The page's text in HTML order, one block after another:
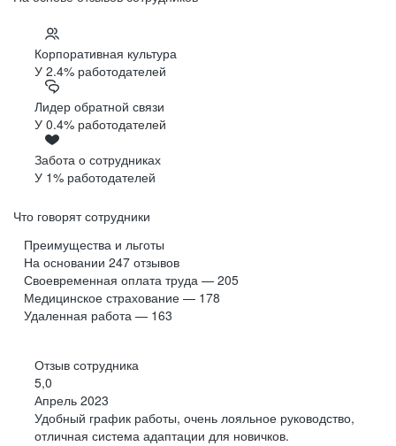
Корпоративная культура
У 2.4% работодателей
Лидер обратной связи
У 0.4% работодателей
Забота о сотрудниках
У 1% работодателей
Что говорят сотрудники
Преимущества и льготы
На основании 247 отзывов
Своевременная оплата труда — 205
Медицинское страхование — 178
Удаленная работа — 163
Отзыв сотрудника
5,0
Апрель 2023
Удобный график работы, очень лояльное руководство,
отличная система адаптации для новичков.